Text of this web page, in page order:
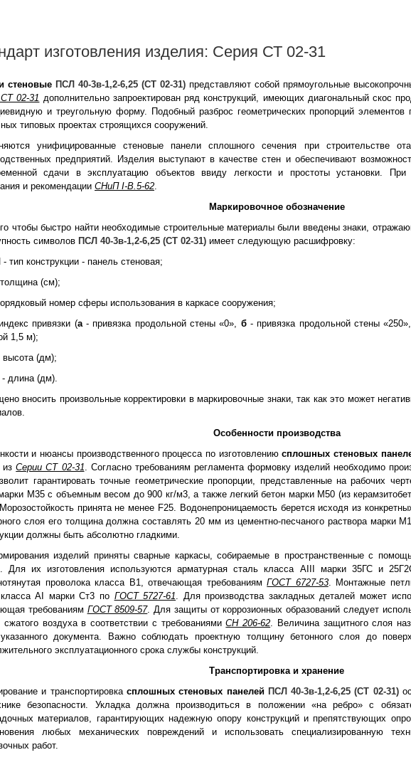
изготовления изделия: Серия СТ 02-31
стеновые ПСЛ 40-3в-1,2-6,25 (СТ 02-31) представляют собой прямоугольные
02-31 дополнительно запроектирован ряд конструкций, имеющих диагональный скос
и треугольную форму. Подобный разброс геометрических пропорций элементов
типовых проектах строящихся сооружений.
унифицированные стеновые панели сплошного сечения при строительстве
предприятий. Изделия выступают в качестве стен и обеспечивают
сдачи в эксплуатацию объектов ввиду легкости и простоты установки. При
и рекомендации СНиП I-B.5-62.
Маркировочное обозначение
чтобы быстро найти необходимые строительные материалы были введены знаки,
символов ПСЛ 40-3в-1,2-6,25 (СТ 02-31) имеет следующую расшифровку:
- тип конструкции - панель стеновая;
(см);
номер сферы использования в каркасе сооружения;
привязки (а- привязка продольной стены «0», б- привязка продольной стены «250»,
1,5 м);
(дм);
- длина (дм).
вносить произвольные корректировки в маркировочные знаки, так как это может
Особенности производства
и нюансы производственного процесса по изготовлениюсплошных стеновых
изСерии СТ 02-31. Согласно требованиям регламента формовку изделий необходимо
гарантировать точные геометрические пропорции, представленные на рабочих
М35 с объемным весом до 900 кг/м3, а также легкий бетон марки М50 (из
принята не менее F25. Водонепроницаемость берется исходя из
слоя его толщина должна составлять 20 мм из цементно-песчаного раствора марки
должны быть абсолютно гладкими.
изделий приняты сварные каркасы, собираемые в пространственные с
Для их изготовления используются арматурная сталь класса AIII марки 35ГС и
проволока класса В1, отвечающая требованиямГОСТ 6727-53. Монтажные
AI марки Ст3 по ГОСТ 5727-61. Для производства закладных деталей может
требованиям ГОСТ 8509-57. Для защиты от коррозионных образований следует
сжатого воздуха в соответствии с требованиямиСН 206-62. Величина защитного слоя
документа. Важно соблюдать проектную толщину бетонного слоя до
эксплуатационного срока службы конструкций.
Транспортировка и хранение
и транспортировка сплошных стеновых панелей ПСЛ 40-3в-1,2-6,25 (СТ 02-31)
безопасности. Укладка должна производиться в положении «на ребро» с
материалов, гарантирующих надежную опору конструкций и препятствующих
любых механических повреждений и использовать специализированную
работ.